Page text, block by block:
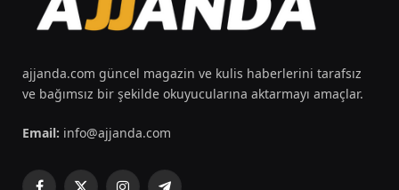
ajjanda.com güncel magazin ve kulis haberlerini tarafsız
ve bağımsız bir şekilde okuyucularına aktarmayı amaçlar.
Email: info@ajjanda.com